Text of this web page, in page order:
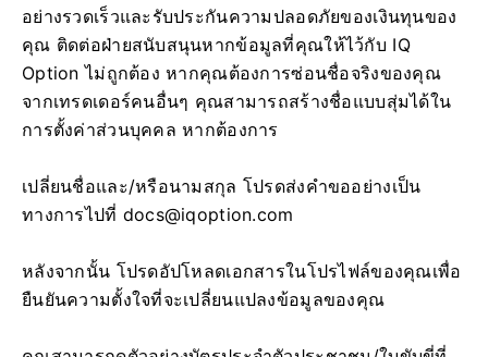
อย่างรวดเร็วและรับประกันความปลอดภัยของเงินทุนของ
คุณ ติดต่อฝ่ายสนับสนุนหากข้อมูลที่คุณให้ไว้กับ IQ
Option ไม่ถูกต้อง หากคุณต้องการซ่อนชื่อจริงของคุณ
จากเทรดเดอร์คนอื่นๆ คุณสามารถสร้างชื่อแบบสุ่มได้ใน
การตั้งค่าส่วนบุคคล หากต้องการ
เปลี่ยนชื่อและ/หรือนามสกุล โปรดส่งคำขออย่างเป็น
ทางการไปที่ docs@iqoption.com
หลังจากนั้น โปรดอัปโหลดเอกสารในโปรไฟล์ของคุณเพื่อ
ยืนยันความตั้งใจที่จะเปลี่ยนแปลงข้อมูลของคุณ